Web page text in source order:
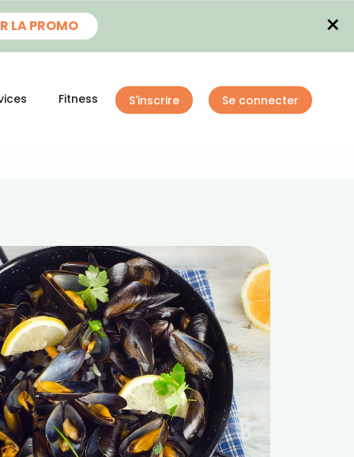
LA PROMO ×
Fitness S'inscrire Se connecter